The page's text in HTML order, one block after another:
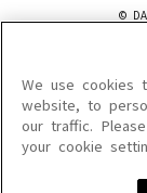
©
このサイトに掲載され
を問わず、著作権法の
を禁じます。
楽曲及びコンテンツは
楽曲及びコンテンツの
We use cookies
website, to
our traffic.
your cookie